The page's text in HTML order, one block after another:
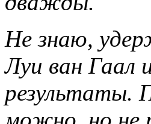
Не знаю,
Луи ван Гаал
результаты.